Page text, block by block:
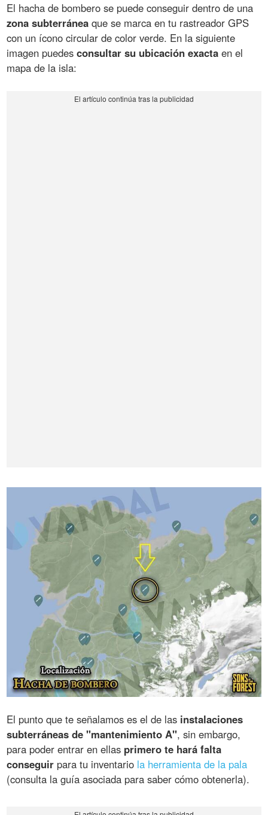
El hacha de bombero se puede conseguir dentro de una
zona subterránea que se marca en tu rastreador GPS
con un ícono circular de color verde. En la siguiente
imagen puedesconsultar su ubicación exacta en el
mapa de la isla:
El punto que te señalamos es el de las instalaciones
subterráneas de "mantenimiento A", sin embargo,
para poder entrar en ellas primero te hará falta
conseguir para tu inventario la herramienta de la pala
(consulta la guía asociada para saber cómo obtenerla).